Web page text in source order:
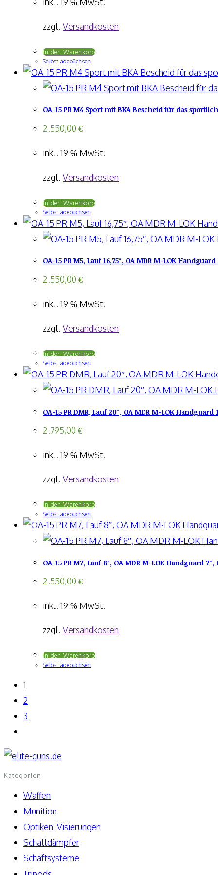
zzgl. Versandkosten
In den Warenkorb
Selbstladebüchsen
OA-15 PR M4 Sport mit BKA Bescheid für das
2.550,00 €
inkl. 19 % MwSt.
zzgl. Versandkosten
In den Warenkorb
Selbstladebüchsen
OA-15 PR M5, Lauf 16,75″, OA MDR M-LOK
2.550,00 €
inkl. 19 % MwSt.
zzgl. Versandkosten
In den Warenkorb
Selbstladebüchsen
OA-15 PR DMR, Lauf 20″, OA MDR M-LOK
2.795,00 €
inkl. 19 % MwSt.
zzgl. Versandkosten
In den Warenkorb
Selbstladebüchsen
OA-15 PR M7, Lauf 8″, OA MDR M-LOK Handguard
2.550,00 €
inkl. 19 % MwSt.
zzgl. Versandkosten
In den Warenkorb
Selbstladebüchsen
1
2
3
Kategorien
Waffen
Munition
Optiken, Visierungen
Schalldämpfer
Schaftsysteme